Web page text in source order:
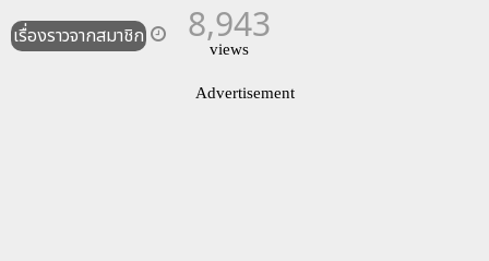
เรื่องราวจากสมาชิก 8,943
views
Advertisement